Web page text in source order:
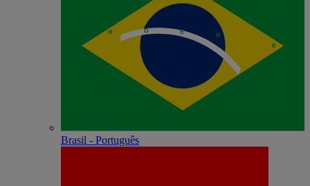
Brasil - Português